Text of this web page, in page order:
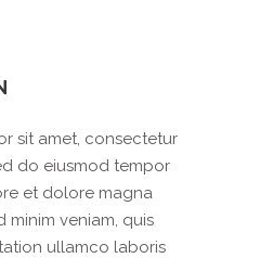
sit amet, consectetur
do eiusmod tempor
et dolore magna
minim veniam, quis
ullamco laboris